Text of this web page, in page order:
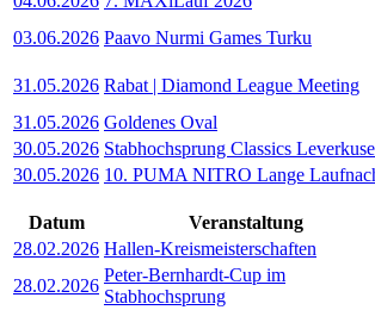
03.06.2026 Paavo Nurmi Games Turku
31.05.2026 Rabat | Diamond League Meeting
31.05.2026 Goldenes Oval
30.05.2026 Stabhochsprung Classics
30.05.2026 10. PUMA NITRO Lange
Datum Veranstaltung
28.02.2026 Hallen-Kreismeisterschaften
28.02.2026
Peter-Bernhardt-Cup im
Stabhochsprung